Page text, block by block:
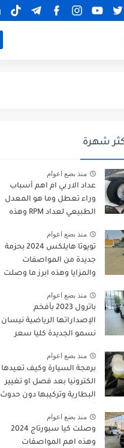
شهرة
منذ بضع اعوام
عداد الار بي ام اهم أسباب
وراء تعطل وما هو المعدل
الطبيعي لعداد RPM وهذه
منذ بضع اعوام
تويوتا هايلكس 2024 بحزمة
جديدة من المواصفات
والمزايا وهذه ابرز ما وصلت
منذ بضع اعوام
باترول 2023 بأفخم
الإصداراتها الرياضية نيسان
نسمو الجديدة كليا سعر
JOOAUTOMOBILE
منذ بضع اعوام
برمجة السيارة وكيف تعيدها
الكترونيا بعد فصل او تغيير
البطارية وتركيبها دون حدوث
منذ بضع اعوام
وصلت كيا سبورتاج 2024
وهذه اهم المواصفات